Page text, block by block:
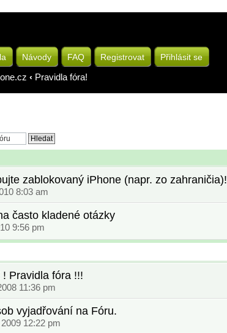
Návody FAQ Registrovat Přihlásit se
‹ Pravidla fóra!
zablokovaný iPhone (napr. zo zahraničia)!
8:03 am
často kladené otázky
9:56 pm
Pravidla fóra !!!
11:36 pm
vyjadřování na Fóru.
12:22 pm